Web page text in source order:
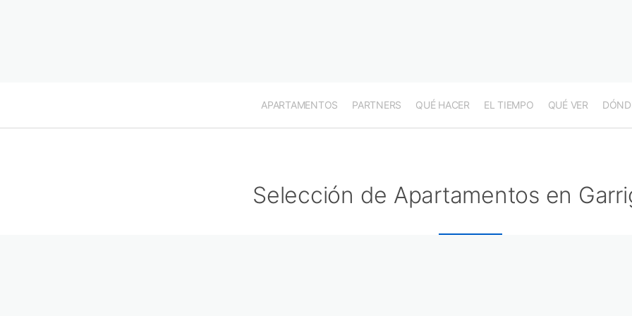
APARTAMENTOS PARTNERS QUÉ HACER EL TIEMPO QUÉ VER
Selección de Apartamentos en